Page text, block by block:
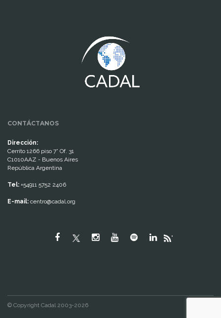
CONTÁCTANOS
Dirección:
Cerrito 1266 piso 7° Of. 31
C1010AAZ - Buenos Aires
República Argentina
Tel: +54911 5752 2406
E-mail: centro@cadal.org
"
© Copyright Cadal 2003-2026